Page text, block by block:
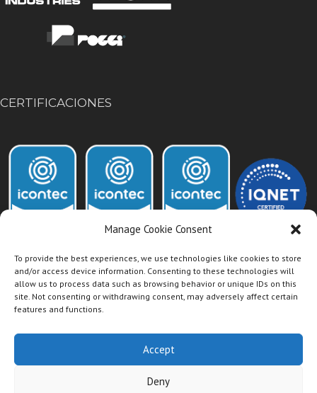
Manage Cookie Consent
To provide the best experiences, we use technologies like cookies to store
and/or access device information. Consenting to these technologies will
allow us to process data such as browsing behavior or unique IDs on this
site. Not consenting or withdrawing consent, may adversely affect certain
features and functions.
Accept
Deny
CERTIFICACIONES
Acceso Intranet Dismet